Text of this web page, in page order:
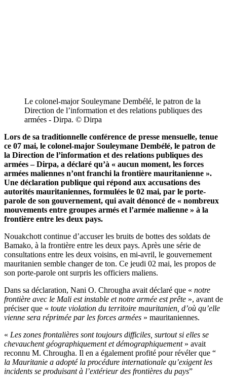
Le colonel-major Souleymane Dembélé, le patron de la
Direction de l’information et des relations publiques des
armées - Dirpa. © Dirpa
Lors de sa traditionnelle conférence de presse mensuelle, tenue
ce 07 mai, le colonel-major Souleymane Dembélé, le patron de
la Direction de l’information et des relations publiques des
armées – Dirpa, a déclaré qu’à « aucun moment, les forces
armées maliennes n’ont franchi la frontière mauritanienne ».
Une déclaration publique qui répond aux accusations des
autorités mauritaniennes, formulées le 02 mai, par le porte-
parole de son gouvernement, qui avait dénoncé de « nombreux
mouvements entre groupes armés et l’armée malienne » à la
frontière entre les deux pays.
Nouakchott continue d’accuser les bruits de bottes des soldats de
Bamako, à la frontière entre les deux pays. Après une série de
consultations entre les deux voisins, en mi-avril, le gouvernement
mauritanien semble changer de ton. Ce jeudi 02 mai, les propos de
son porte-parole ont surpris les officiers maliens.
Dans sa déclaration, Nani O. Chrougha avait déclaré que « notre
frontière avec le Mali est instable et notre armée est prête », avant de
préciser que « toute violation du territoire mauritanien, d’où qu’elle
vienne sera réprimée par les forces armées » mauritaniennes.
« Les zones frontalières sont toujours difficiles, surtout si elles se
chevauchent géographiquement et démographiquement» avait
reconnu M. Chrougha. Il en a également profité pour révéler que “
la Mauritanie a adopté la procédure internationale qu’exigent les
incidents se produisant à l’extérieur des frontières du pays”